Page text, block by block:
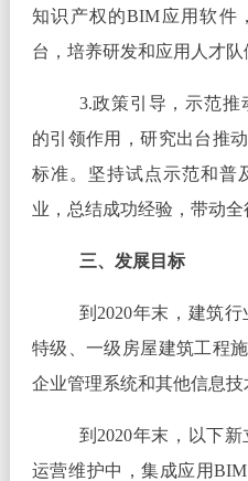
知识产权的BIM应用软件
台，培养研发和应用人才队
3.政策引导，示范推
的引领作用，研究出台推
标准。坚持试点示范和普
业，总结成功经验，带动全
三、发展目标
到2020年末，建筑
特级、一级房屋建筑工程
企业管理系统和其他信息技
到2020年末，以下
运营维护中，集成应用